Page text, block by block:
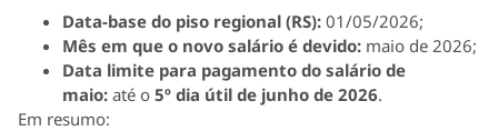
Data-base do piso regional (RS): 01/05/2026;
Mês em que o novo salário é devido: maio de 2026;
Data limite para pagamento do salário de
maio: até o 5º dia útil de junho de 2026.
Em resumo: